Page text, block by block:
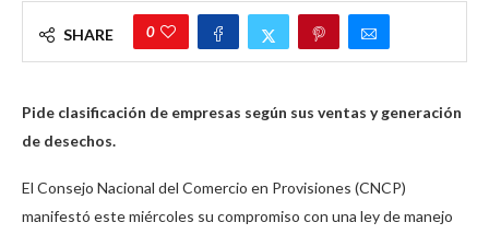
SHARE 0
Pide clasificación de empresas según sus ventas y generación
de desechos.
El Consejo Nacional del Comercio en Provisiones (CNCP)
manifestó este miércoles su compromiso con una ley de manejo